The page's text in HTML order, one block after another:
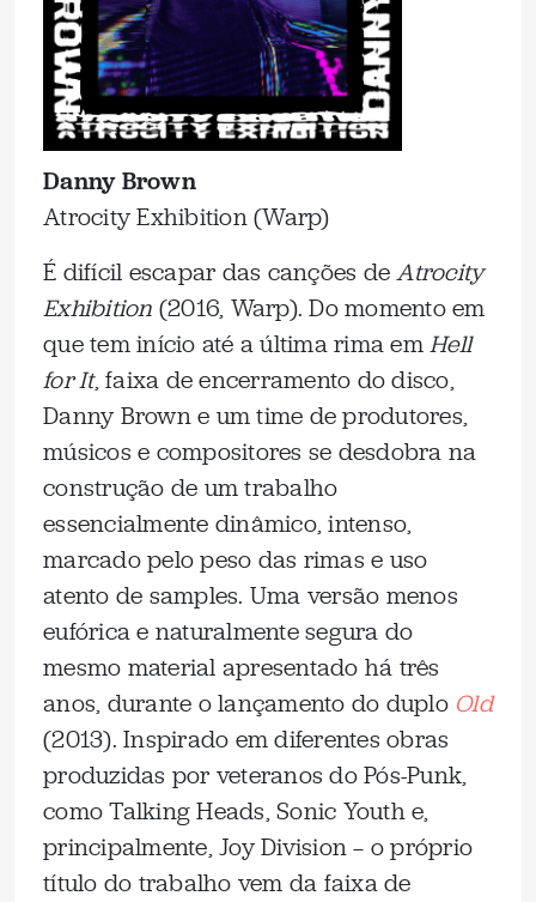
Danny Brown
Atrocity Exhibition (Warp)
É difícil escapar das canções deAtrocity
Exhibition (2016, Warp). Do momento em
que tem início até a última rima emHell
for It, faixa de encerramento do disco,
Danny Brown e um time de produtores,
músicos e compositores se desdobra na
construção de um trabalho
essencialmente dinâmico, intenso,
marcado pelo peso das rimas e uso
atento de samples. Uma versão menos
eufórica e naturalmente segura do
mesmo material apresentado há três
anos, durante o lançamento do duplo Old
(2013). Inspirado em diferentes obras
produzidas por veteranos do Pós-Punk,
como Talking Heads, Sonic Youth e,
principalmente, Joy Division — o próprio
título do trabalho vem da faixa de